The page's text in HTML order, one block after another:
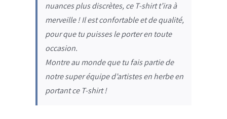
nuances plus discrètes, ce T-shirt t’ira à
merveille ! Il est confortable et de qualité,
pour que tu puisses le porter en toute
occasion.
Montre au monde que tu fais partie de
notre super équipe d’artistes en herbe en
portant ce T-shirt !